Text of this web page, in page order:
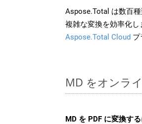
Aspose.Total は数百
複雑な変換を効率化し
Aspose.Total Cloud プ
MD をオンラ
MD を PDF に変換する